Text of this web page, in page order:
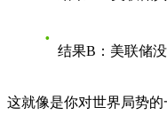
结果B ：美联储
这就像是你对世界局势